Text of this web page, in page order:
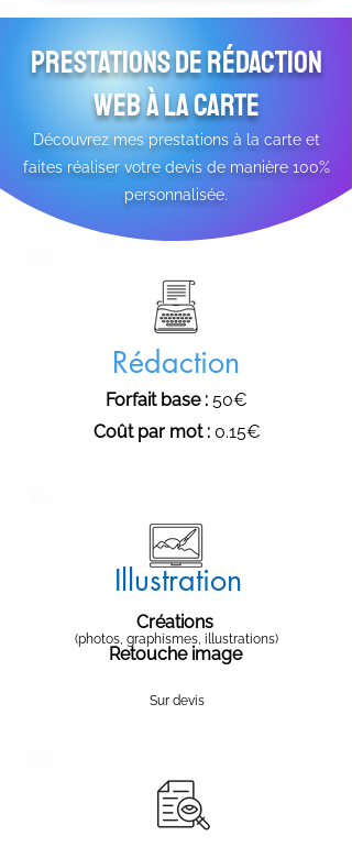
Prestations de rédaction
web à la carte
Découvrez mes prestations à la carte et
faites réaliser votre devis de manière 100%
personnalisée.
Rédaction
Forfait base : 50€
Coût par mot : 0.15€
Illustration
Créations
Retouche image
(photos, graphismes, illustrations)
Sur devis